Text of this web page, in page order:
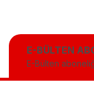
E-BÜLTEN
E-Bülten